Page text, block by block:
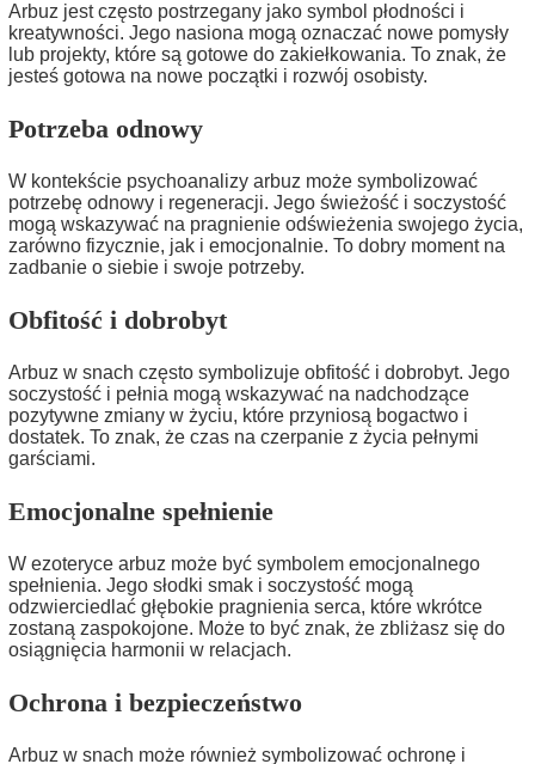
Arbuz jest często postrzegany jako symbol płodności i
kreatywności. Jego nasiona mogą oznaczać nowe pomysły
lub projekty, które są gotowe do zakiełkowania. To znak, że
jesteś gotowa na nowe początki i rozwój osobisty.
Potrzeba odnowy
W kontekście psychoanalizy arbuz może symbolizować
potrzebę odnowy i regeneracji. Jego świeżość i soczystość
mogą wskazywać na pragnienie odświeżenia swojego życia,
zarówno fizycznie, jak i emocjonalnie. To dobry moment na
zadbanie o siebie i swoje potrzeby.
Obfitość i dobrobyt
Arbuz w snach często symbolizuje obfitość i dobrobyt. Jego
soczystość i pełnia mogą wskazywać na nadchodzące
pozytywne zmiany w życiu, które przyniosą bogactwo i
dostatek. To znak, że czas na czerpanie z życia pełnymi
garściami.
Emocjonalne spełnienie
W ezoteryce arbuz może być symbolem emocjonalnego
spełnienia. Jego słodki smak i soczystość mogą
odzwierciedlać głębokie pragnienia serca, które wkrótce
zostaną zaspokojone. Może to być znak, że zbliżasz się do
osiągnięcia harmonii w relacjach.
Ochrona i bezpieczeństwo
Arbuz w snach może również symbolizować ochronę i